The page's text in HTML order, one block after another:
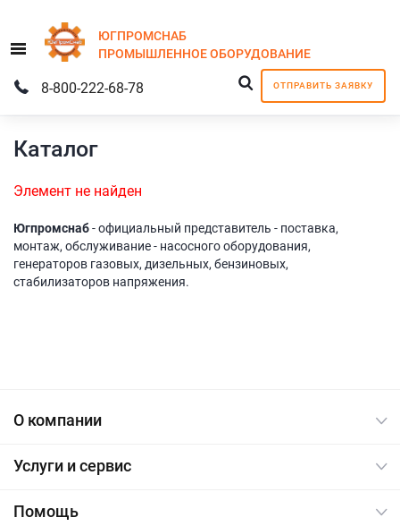
Menu
ЮГПРОМСНАБ
ПРОМЫШЛЕННОЕОБОРУДОВАНИЕ
ОТПРАВИТЬ ЗАЯВКУ
8-800-222-68-78
Каталог
Элемент не найден
Югпромснаб- официальный представитель - поставка,
монтаж, обслуживание - насосного оборудования,
генераторов газовых, дизельных, бензиновых,
стабилизаторов напряжения.
О компании
Услуги и сервис
Помощь